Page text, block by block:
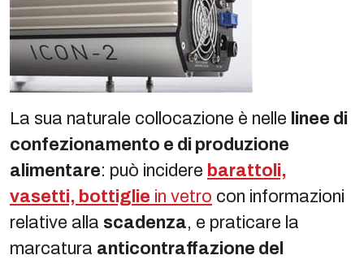
La sua naturale collocazione è nelle linee di
confezionamento e di produzione
alimentare: può incidere barattoli,
vasetti, bottiglie in vetro con informazioni
relative alla scadenza, e praticare la
marcatura anticontraffazione del